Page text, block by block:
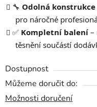
🔧 Odolná
pro náročné
✅ Kompletní balení –
těsnění součástí
Dostupnost
Můžeme doručit do:
Možnosti doručení